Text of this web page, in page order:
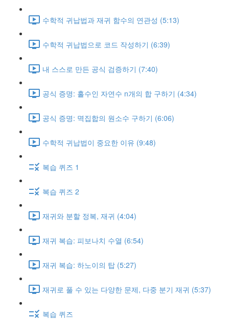
수학적 귀납법과 재귀 함수의 연관성 (5:13)
수학적 귀납법으로 코드 작성하기 (6:39)
내 스스로 만든 공식 검증하기 (7:40)
공식 증명: 홀수인 자연수 n개의 합 구하기 (4:34)
공식 증명: 멱집합의 원소수 구하기 (6:06)
수학적 귀납법이 중요한 이유 (9:48)
복습 퀴즈 1
복습 퀴즈 2
재귀와 분할 정복, 재귀 (4:04)
재귀 복습: 피보나치 수열 (6:54)
재귀 복습: 하노이의 탑 (5:27)
재귀로 풀 수 있는 다양한 문제, 다중 분기 재귀 (5:37)
복습 퀴즈